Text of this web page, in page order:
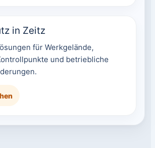
in Zeitz
für Werkgelände,
und betriebliche